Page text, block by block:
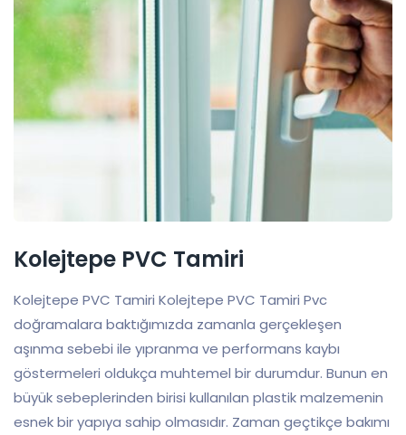
Kolejtepe PVC Tamiri
Kolejtepe PVC Tamiri Kolejtepe PVC Tamiri Pvc
doğramalara baktığımızda zamanla gerçekleşen
aşınma sebebi ile yıpranma ve performans kaybı
göstermeleri oldukça muhtemel bir durumdur. Bunun en
büyük sebeplerinden birisi kullanılan plastik malzemenin
esnek bir yapıya sahip olmasıdır. Zaman geçtikçe bakımı